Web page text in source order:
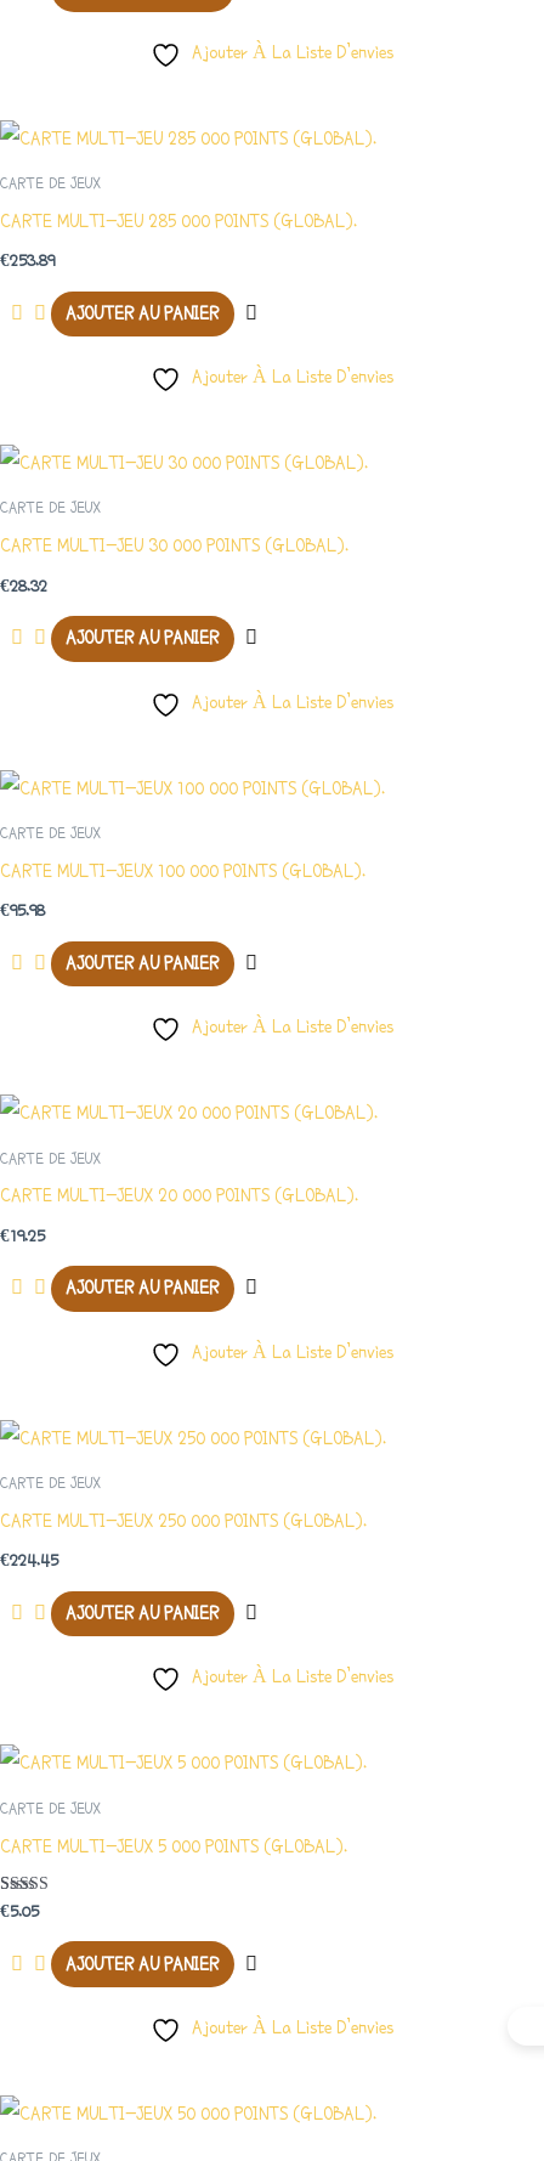
Ajouter À La Liste D’envies
CARTE DE JEUX
CARTE MULTI-JEU 285 000 POINTS (GLOBAL).
€253.89
AJOUTER AU PANIER
Ajouter À La Liste D’envies
CARTE DE JEUX
CARTE MULTI-JEU 30 000 POINTS (GLOBAL).
€28.32
AJOUTER AU PANIER
Ajouter À La Liste D’envies
CARTE DE JEUX
CARTE MULTI-JEUX 100 000 POINTS (GLOBAL).
€95.98
AJOUTER AU PANIER
Ajouter À La Liste D’envies
CARTE DE JEUX
CARTE MULTI-JEUX 20 000 POINTS (GLOBAL).
€19.25
AJOUTER AU PANIER
Ajouter À La Liste D’envies
CARTE DE JEUX
CARTE MULTI-JEUX 250 000 POINTS (GLOBAL).
€224.45
AJOUTER AU PANIER
Ajouter À La Liste D’envies
CARTE DE JEUX
CARTE MULTI-JEUX 5 000 POINTS (GLOBAL).
Note
€5.05
AJOUTER AU PANIER
Ajouter À La Liste D’envies